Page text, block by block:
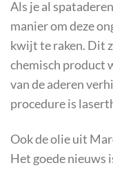
Als je al
manier om deze
kwijt te raken. Dit
chemisch product
van de aderen
procedure is
Ook de olie uit
Het goede nieuws